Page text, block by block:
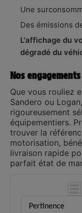
Une
Des émissions
L'affichage du
dégradé du
Nos
Que vous rouliez
Sandero ou
rigoureusement
équipementiers.
trouver la
motorisation,
livraison rapide
parfait état de
Pertinence